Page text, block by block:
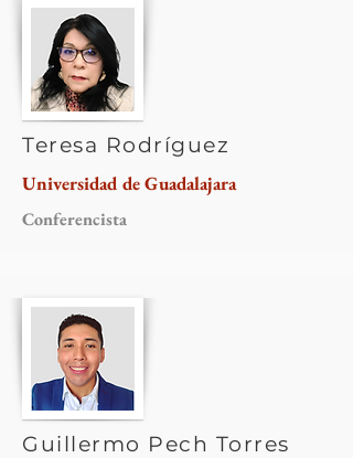
Teresa Rodríguez
Universidad de Guadalajara
Conferencista
Guillermo Pech Torres